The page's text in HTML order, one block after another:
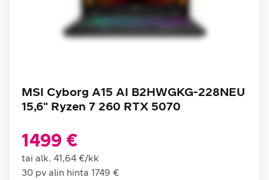
MSI Cyborg A15 AI B2HWGKG-228NEU
15,6" Ryzen 7 260 RTX 5070
1499 €
tai alk. 41,64 €/kk
30 pv alin hinta 1749 €